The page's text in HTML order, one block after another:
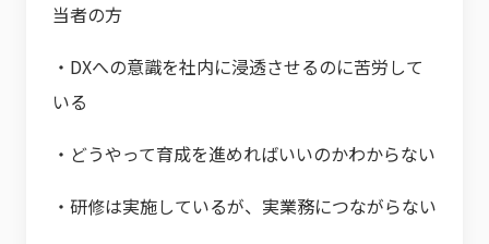
当者の方
・DXへの意識を社内に浸透させるのに苦労して
いる
・どうやって育成を進めればいいのかわからない
・研修は実施しているが、実業務につながらない